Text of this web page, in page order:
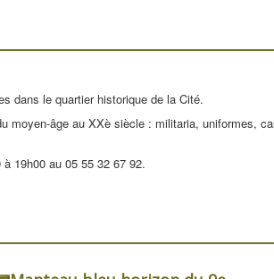
dans le quartier historique de la Cité.
moyen-âge au XXè siècle : militaria, uniformes,
19h00 au 05 55 32 67 92.